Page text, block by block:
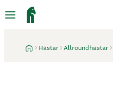
Hästar Allroundhästar